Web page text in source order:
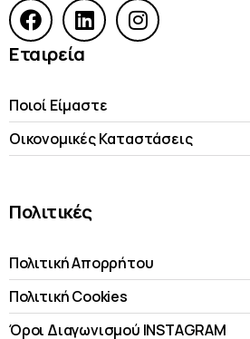
Εταιρεία
Ποιοί Είμαστε
Οικονομικές Kαταστάσεις
Πολιτικές
Πολιτική Απορρήτου
Πολιτική Cookies
Όροι Διαγωνισμού INSTAGRAM